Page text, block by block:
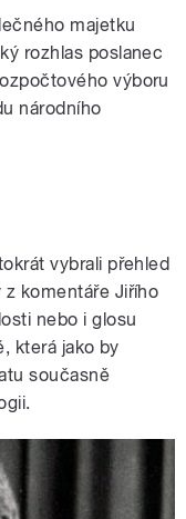
majetku
rozhlas poslanec
výboru
národního
vybrali přehled
z komentáře Jiřího
nebo i glosu
která jako by
současně